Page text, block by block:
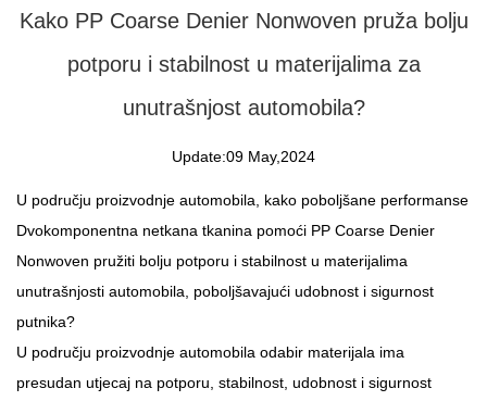
Kako PP Coarse Denier Nonwoven pruža bolju
potporu i stabilnost u materijalima za
unutrašnjost automobila?
Update:09 May,2024
U području proizvodnje automobila, kako poboljšane performanse
Dvokomponentna netkana tkanina pomoći PP Coarse Denier
Nonwoven pružiti bolju potporu i stabilnost u materijalima
unutrašnjosti automobila, poboljšavajući udobnost i sigurnost
putnika?
U području proizvodnje automobila odabir materijala ima
presudan utjecaj na potporu, stabilnost, udobnost i sigurnost